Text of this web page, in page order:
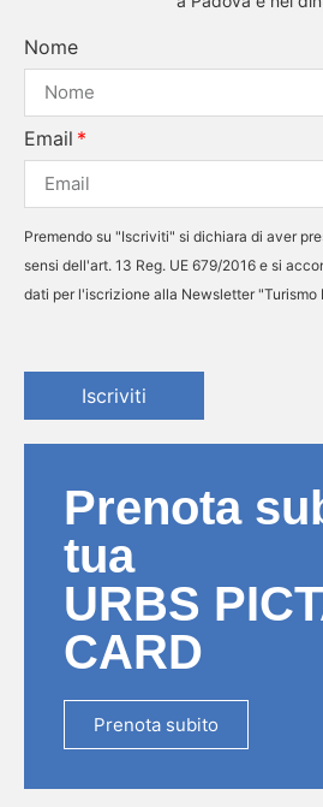
Nome
Email
Premendo su "Iscriviti" si dichiara di aver
sensi dell'art. 13 Reg. UE 679/2016 e si
dati per l'iscrizione alla Newsletter "Turismo
Iscriviti
Prenota
tua
URBS
CARD
Prenota subito